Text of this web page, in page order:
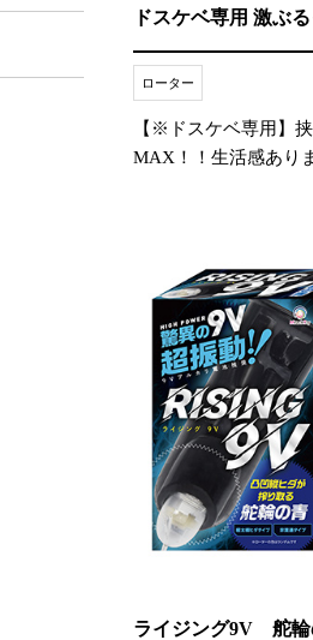
ドスケベ専用 激ぶ
ローター
【※ドスケベ専用】
MAX！！生活感あり
ライジング9V 舵輪